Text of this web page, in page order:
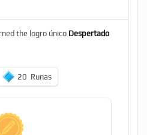
the logro único Despertado
20 Runas